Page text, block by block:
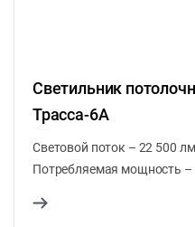
Светильник
Трасса-6А
Световой поток – 22 500 лм
Потребляемая мощность –